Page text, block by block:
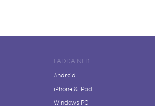
LADDA NER
Android
iPhone & iPad
Windows PC